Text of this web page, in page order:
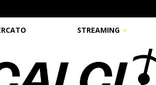
STREAMING